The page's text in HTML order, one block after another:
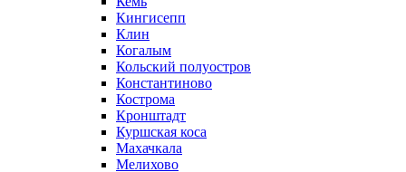
Кингисепп
Клин
Когалым
Кольский полуостров
Константиново
Кострома
Кронштадт
Куршская коса
Махачкала
Мелихово